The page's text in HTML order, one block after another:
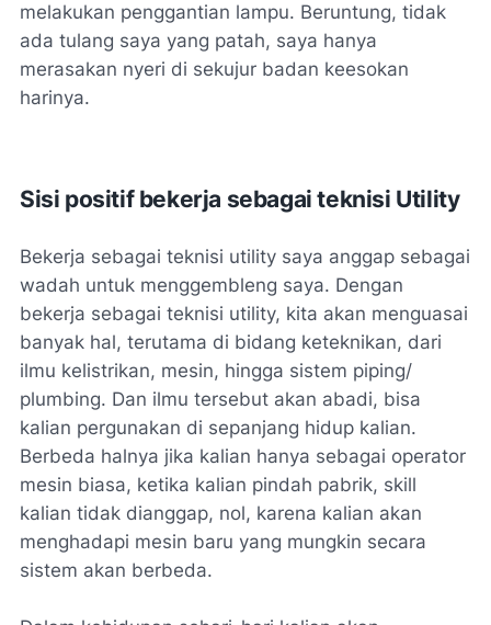
melakukan penggantian lampu. Beruntung, tidak
ada tulang saya yang patah, saya hanya
merasakan nyeri di sekujur badan keesokan
harinya.
Sisi positif bekerja sebagai teknisi Utility
Bekerja sebagai teknisi utility saya anggap sebagai
wadah untuk menggembleng saya. Dengan
bekerja sebagai teknisi utility, kita akan menguasai
banyak hal, terutama di bidang keteknikan, dari
ilmu kelistrikan, mesin, hingga sistem piping/
plumbing. Dan ilmu tersebut akan abadi, bisa
kalian pergunakan di sepanjang hidup kalian.
Berbeda halnya jika kalian hanya sebagai operator
mesin biasa, ketika kalian pindah pabrik, skill
kalian tidak dianggap, nol, karena kalian akan
menghadapi mesin baru yang mungkin secara
sistem akan berbeda.